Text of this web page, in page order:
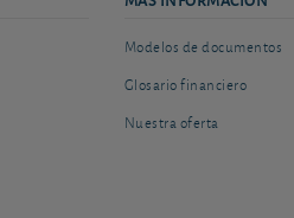
Modelos de documentos
Glosario financiero
Nuestra oferta